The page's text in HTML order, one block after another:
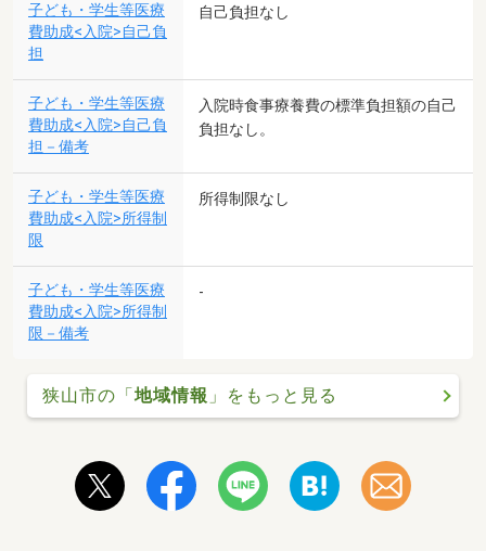
子ども・学生等医療
費助成<入院>自己負
担
自己負担なし
子ども・学生等医療
費助成<入院>自己負
担－備考
入院時食事療養費の標準負担額の自己
負担なし。
子ども・学生等医療
費助成<入院>所得制
限
所得制限なし
子ども・学生等医療
費助成<入院>所得制
限－備考
-
狭山市の「地域情報 」をもっと見る